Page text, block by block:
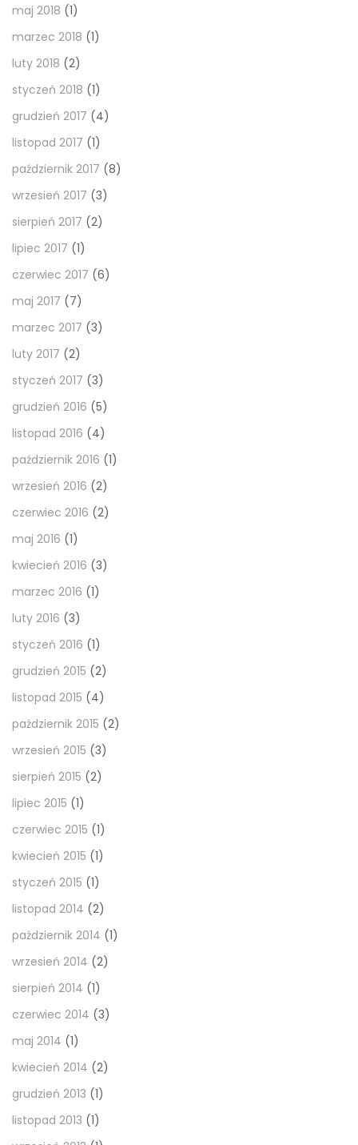
maj 2018 (1)
marzec 2018 (1)
luty 2018 (2)
styczeń 2018 (1)
grudzień 2017 (4)
listopad 2017 (1)
październik 2017 (8)
wrzesień 2017 (3)
sierpień 2017 (2)
lipiec 2017 (1)
czerwiec 2017 (6)
maj 2017 (7)
marzec 2017 (3)
luty 2017 (2)
styczeń 2017 (3)
grudzień 2016 (5)
listopad 2016 (4)
październik 2016 (1)
wrzesień 2016 (2)
czerwiec 2016 (2)
maj 2016 (1)
kwiecień 2016 (3)
marzec 2016 (1)
luty 2016 (3)
styczeń 2016 (1)
grudzień 2015 (2)
listopad 2015 (4)
październik 2015 (2)
wrzesień 2015 (3)
sierpień 2015 (2)
lipiec 2015 (1)
czerwiec 2015 (1)
kwiecień 2015 (1)
styczeń 2015 (1)
listopad 2014 (2)
październik 2014 (1)
wrzesień 2014 (2)
sierpień 2014 (1)
czerwiec 2014 (3)
maj 2014 (1)
kwiecień 2014 (2)
grudzień 2013 (1)
listopad 2013 (1)